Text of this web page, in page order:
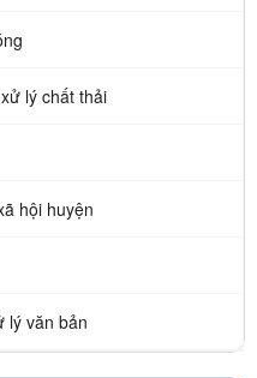
lý chất thải
hội huyện
lý văn bản